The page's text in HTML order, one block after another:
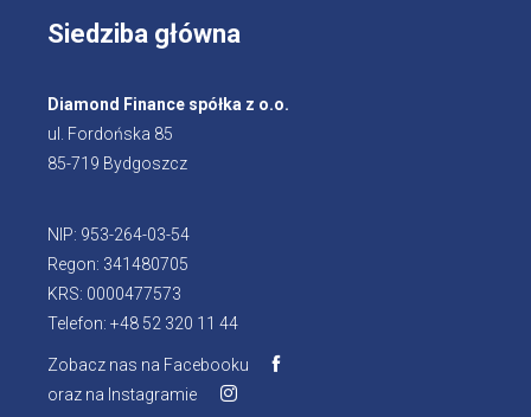
Siedziba główna
Diamond Finance spółka z o.o.
ul. Fordońska 85
85-719 Bydgoszcz
NIP: 953-264-03-54
Regon: 341480705
KRS: 0000477573
Telefon: +48 52 320 11 44
Zobacz nas na Facebooku Otworzy
oraz na Instagramie Otworzy